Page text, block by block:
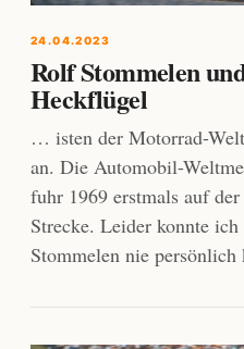
24.04.2023
Rolf Stommelen
Heckflügel
… isten der Motorrad-
an. Die Automobil-
fuhr 1969 erstmals auf
Strecke. Leider konnte
Stommelen nie